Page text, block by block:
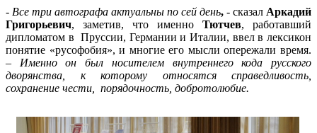
- Все три автографа актуальны по сей день, - сказал Аркадий
Григорьевич, заметив, что именно Тютчев, работавший
дипломатом в Пруссии, Германии и Италии, ввел в лексикон
понятие «русофобия», и многие его мысли опережали время.
– Именно он был носителем внутреннего кода русского
дворянства, к которому относятся справедливость,
сохранение чести, порядочность, добротолюбие.